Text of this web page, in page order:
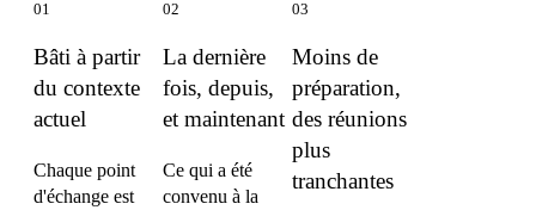
01
Bâti à partir
du contexte
actuel
Chaque point
d'échange est
02
La dernière
fois, depuis,
et maintenant
Ce qui a été
convenu à la
03
Moins de
préparation,
des réunions
plus
tranchantes